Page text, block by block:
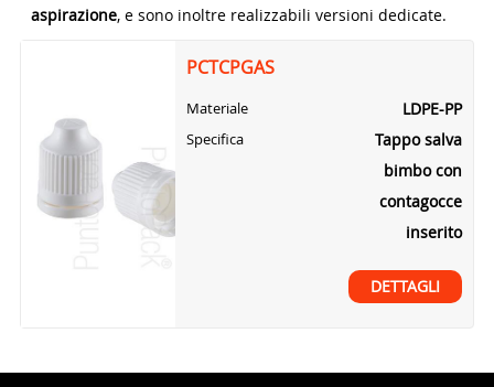
aspirazione, e sono inoltre realizzabili versioni dedicate.
PCTCPGAS
Materiale LDPE-PP
Specifica
Tappo salva
bimbo con
contagocce
inserito
DETTAGLI